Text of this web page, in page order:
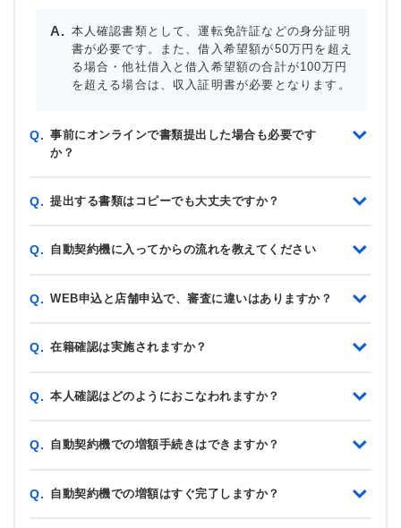
本人確認書類として、運転免許証などの身分証明
書が必要です。また、借入希望額が50万円を超え
る場合・他社借入と借入希望額の合計が100万円
を超える場合は、収入証明書が必要となります。
Q. 事前にオンラインで書類提出した場合も必要です
か？
Q. 提出する書類はコピーでも大丈夫ですか？
Q. 自動契約機に入ってからの流れを教えてください
Q. WEB申込と店舗申込で、審査に違いはありますか？
Q. 在籍確認は実施されますか？
Q. 本人確認はどのようにおこなわれますか？
Q. 自動契約機での増額手続きはできますか？
Q. 自動契約機での増額はすぐ完了しますか？